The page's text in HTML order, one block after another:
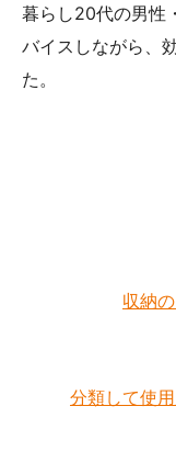
暮らし20代の男性
バイスしながら、
た。
収納
分類して使